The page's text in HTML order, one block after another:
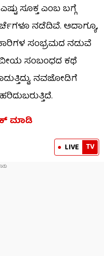
ಸೂಕ್ತ ಎಂಬ ಬಗ್ಗೆ
ನಡೆದಿವೆ. ಆದಾಗ್ಯೂ,
ಸಂಭ್ರಮದ ನಡುವೆ
ಸಂಬಂಧದ ಕಥೆ
ನವಜೋಡಿಗೆ
ಮಾಡಿ
LIVE TV